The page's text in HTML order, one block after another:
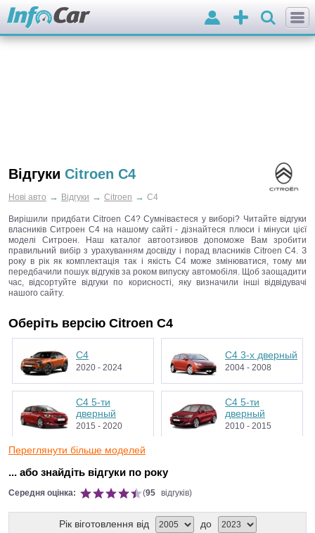
Додати
оголошення
Вхід
Відгуки Citroen C4
Нові авто → Відгуки → Citroen → C4
Вирішили придбати Citroen C4? Сумніваєтеся у виборі? Читайте відгуки
власників Ситроен С4 на нашому сайті - дізнайтеся плюси і мінуси цієї
моделі Ситроен. Наш каталог автоотзивов допоможе Вам зробити
правильний вибір з урахуванням досвіду і порад власників Citroen C4. З
року в рік як комплектація так і якість С4 може змінюватися, тому ми
передбачили пошук відгуків за роком випуску автомобіля. Щоб заощадити
час, відсортуйте відгуки по корисності, яку визначили інші відвідувачі
нашого сайту.
Оберіть версію Citroen C4
C4
2020 - 2024
C4 3-х дверный
2004 - 2008
C4 5-ти
дверный
2015 - 2020
C4 5-ти
дверный
2010 - 2015
C4 5-ти
дверный
2008 - 2010
C4 Sedan
2016 - 2020
Переглянути більше моделей
... або знайдіть відгуки по року
Середня оцінка: (95 відгуків)
Рік віготовлення від
до